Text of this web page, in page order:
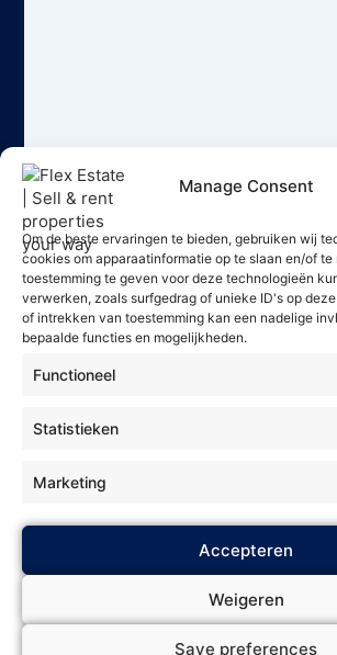
Manage Consent
Om de beste ervaringen te bieden, gebruiken wij
cookies om apparaatinformatie op te slaan en/of te
toestemming te geven voor deze technologieën
verwerken, zoals surfgedrag of unieke ID's op
of intrekken van toestemming kan een nadelige
bepaalde functies en mogelijkheden.
Functioneel
Statistieken
Marketing
Accepteren
Weigeren
Save preferences
2025 Flex Estate - Alle rechten
Privacybeleid
Algemene voorwaarden* *
Biedingsbeleid